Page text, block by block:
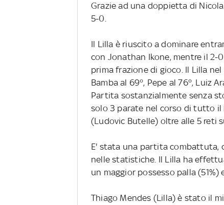
Grazie ad una doppietta di
5-0.
Il Lilla è riuscito a dominare
con Jonathan Ikone, mentre il 2-
prima frazione di gioco. Il Lilla
Bamba al 69°, Pepe al 76°, Luiz
Partita sostanzialmente senza
solo 3 parate nel corso di tutto
(Ludovic Butelle) oltre alle 5 reti
E' stata una partita combattuta,
nelle statistiche. Il Lilla ha
un maggior possesso palla
Thiago Mendes (Lilla) è stato il